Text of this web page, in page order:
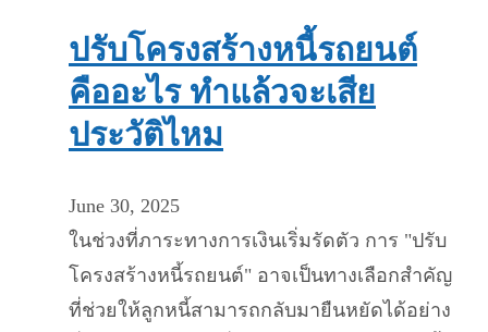
ปรับโครงสร้างหนี้รถยนต์
คืออะไร ทำแล้วจะเสีย
ประวัติไหม
June 30, 2025
ในช่วงที่ภาระทางการเงินเริ่มรัดตัว การ "ปรับ
โครงสร้างหนี้รถยนต์" อาจเป็นทางเลือกสำคัญ
ที่ช่วยให้ลูกหนี้สามารถกลับมายืนหยัดได้อย่าง